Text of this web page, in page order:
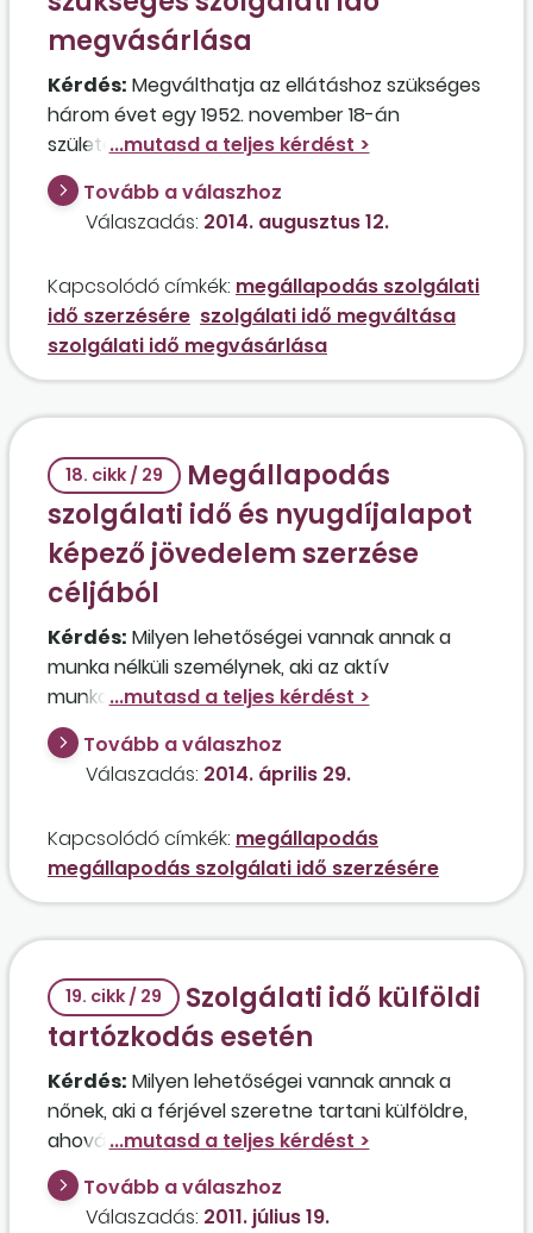
megvásárlása
Kérdés: Megválthatja az ellátáshoz szükséges
három évet egy 1952. november 18-án
született személy, aki előrehozott öregségi
nyugdíjba szeretne vonulni, de csak 17 év
szolgálati idővel rendelkezik? Mennyit kell
befizetnie és mi ennek a módja?
Tovább a válaszhoz
Válaszadás: 2014. augusztus 12.
Kapcsolódó címkék: megállapodás szolgálati
idő szerzésére szolgálati idő megváltása
szolgálati idő megvásárlása
18. cikk / 29
Megállapodás
szolgálati idő és nyugdíjalapot
képező jövedelem szerzése
céljából
Kérdés: Milyen lehetőségei vannak annak a
munka nélküli személynek, aki az aktív
munkakeresés ellenére sem talál munkahelyet,
de szeretné, ha ez az időszak valamilyen
módon szolgálati időnek számítana?
Tovább a válaszhoz
Válaszadás: 2014. április 29.
Kapcsolódó címkék: megállapodás
megállapodás szolgálati idő szerzésére
19. cikk / 29
Szolgálati idő külföldi
tartózkodás esetén
Kérdés: Milyen lehetőségei vannak annak a
nőnek, aki a férjével szeretne tartani külföldre,
ahová külszolgálatra rendelték, de a nyugdíj-
biztosítási jogviszonyát nem szeretné
megszakítani?
Tovább a válaszhoz
Válaszadás: 2011. július 19.